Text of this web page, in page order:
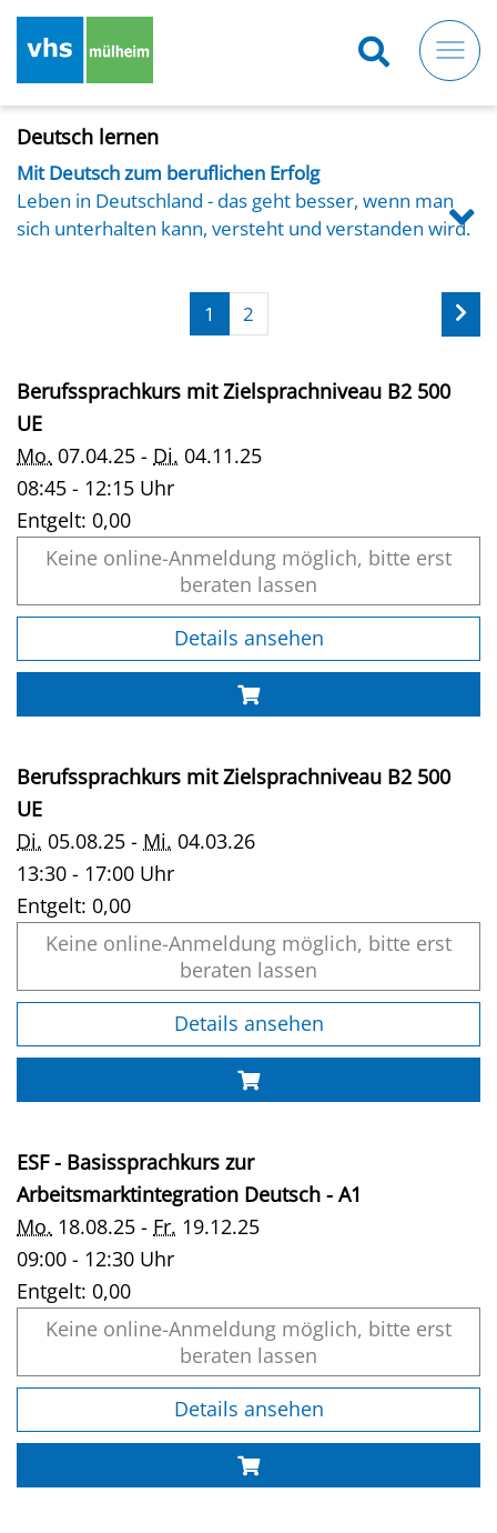
Deutsch lernen
Mit Deutsch zum beruflichen Erfolg
Leben in Deutschland - das geht besser, wenn man
sich unterhalten kann, versteht und verstanden wird.
unterstützt Zuwanderer*innen im Erlernen von
Deutsch als Zweitsprache (DaZ).
alle, die Deutsch erlernen oder Deutschkenntnisse
verbessern wollen.
1 2
Berufssprachkurs mit Zielsprachniveau B2 500
UE
Mo. 07.04.25 - Di. 04.11.25
08:45 - 12:15 Uhr
Entgelt: 0,00
Keine online-Anmeldung möglich, bitte erst
beraten lassen
Details ansehen
Berufssprachkurs mit Zielsprachniveau B2 500
UE
Di. 05.08.25 - Mi. 04.03.26
13:30 - 17:00 Uhr
Entgelt: 0,00
Keine online-Anmeldung möglich, bitte erst
beraten lassen
Details ansehen
ESF - Basissprachkurs zur
Arbeitsmarktintegration Deutsch - A1
Mo. 18.08.25 - Fr. 19.12.25
09:00 - 12:30 Uhr
Entgelt: 0,00
Keine online-Anmeldung möglich, bitte erst
beraten lassen
Details ansehen